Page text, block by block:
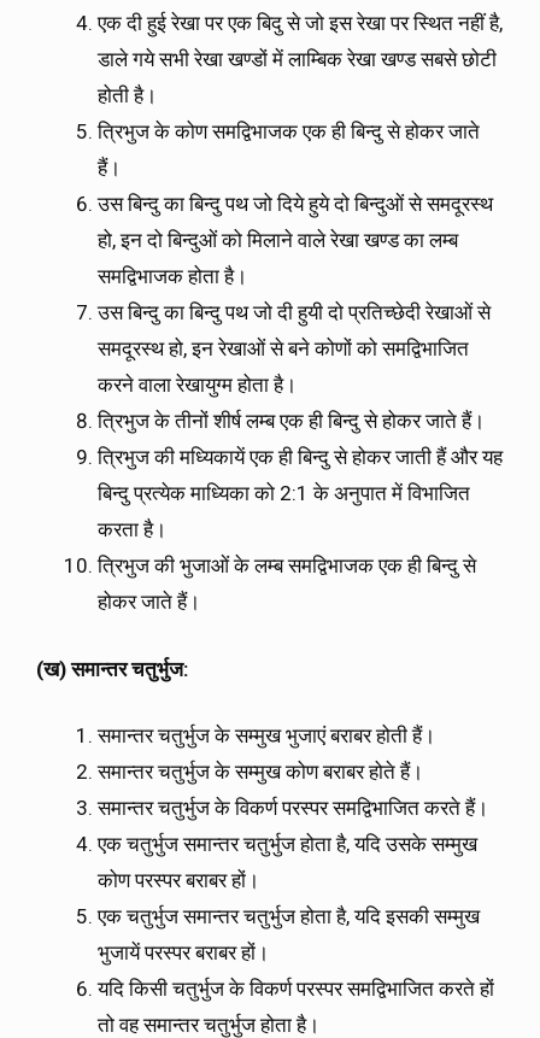
एक दी हुई रेखा पर एक बिदु से जो इस रेखा पर स्थित नहीं है,
डाले गये सभी रेखा खण्डों में लाम्बिक रेखा खण्ड सबसे छोटी
होती है।
त्रिभुज के कोण समद्विभाजक एक ही बिन्दु से होकर जाते
हैं।
उस बिन्दु का बिन्दु पथ जो दिये हुये दो बिन्दुओं से समदूरस्थ
हो, इन दो बिन्दुओं को मिलाने वाले रेखा खण्ड का लम्ब
समद्विभाजक होता है।
उस बिन्दु का बिन्दु पथ जो दी हुयी दो प्रतिच्छेदी रेखाओं से
समदूरस्थ हो, इन रेखाओं से बने कोणों को समद्विभाजित
करने वाला रेखायुग्म होता है।
त्रिभुज के तीनों शीर्ष लम्ब एक ही बिन्दु से होकर जाते हैं।
त्रिभुज की मध्यिकायें एक ही बिन्दु से होकर जाती हैं और यह
बिन्दु प्रत्येक माध्यिका को 2:1 के अनुपात में विभाजित
करता है।
त्रिभुज की भुजाओं के लम्ब समद्विभाजक एक ही बिन्दु से
होकर जाते हैं।
(ख)समान्तर चतुर्भुज:
समान्तर चतुर्भुज के सम्मुख भुजाएं बराबर होती हैं।
समान्तर चतुर्भुज के सम्मुख कोण बराबर होते हैं।
समान्तर चतुर्भुज के विकर्ण परस्पर समद्विभाजित करते हैं।
एक चतुर्भुज समान्तर चतुर्भुज होता है, यदि उसके सम्मुख
कोण परस्पर बराबर हों।
एक चतुर्भुज समान्तर चतुर्भुज होता है, यदि इसकी सम्मुख
भुजायें परस्पर बराबर हों।
यदि किसी चतुर्भुज के विकर्ण परस्पर समद्विभाजित करते हों
तो वह समान्तर चतुर्भुज होता है।